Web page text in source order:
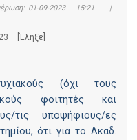
01-09-2023 15:21
|
[Έληξε]
(όχι τους
φοιτητές και
τις υποψήφιους/ες
ότι για το Ακαδ.